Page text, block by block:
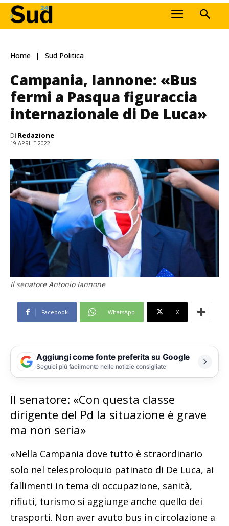
Home Sud Politica
Campania, Iannone: «Bus
fermi a Pasqua figuraccia
internazionale di De Luca»
Di Redazione
19 APRILE 2022
Il senatore Antonio Iannone
Facebook WhatsApp X
Aggiungi come fonte preferita su Google
Seguici più facilmente nelle notizie consigliate
Il senatore: «Con questa classe
dirigente del Pd la situazione è grave
ma non seria»
«Nella Campania dove tutto è straordinario
solo nel telesproloquio patinato di De Luca, ai
fallimenti in tema di occupazione, sanità,
rifiuti, turismo si aggiunge anche quello dei
trasporti. Non aver avuto bus in circolazione a